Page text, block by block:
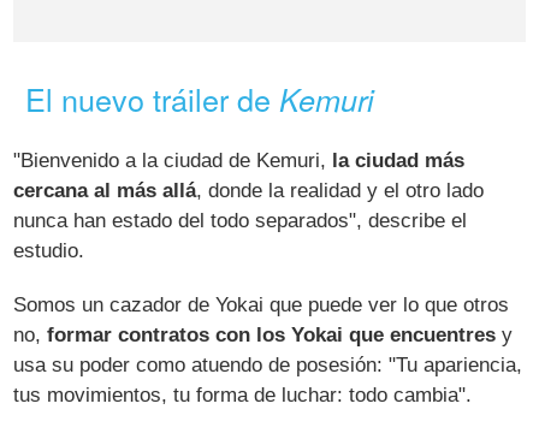
El nuevo tráiler de Kemuri
"Bienvenido a la ciudad de Kemuri, la ciudad más
cercana al más allá, donde la realidad y el otro lado
nunca han estado del todo separados", describe el
estudio.
Somos un cazador de Yokai que puede ver lo que otros
no,formar contratos con los Yokai que encuentres y
usa su poder como atuendo de posesión: "Tu apariencia,
tus movimientos, tu forma de luchar: todo cambia".